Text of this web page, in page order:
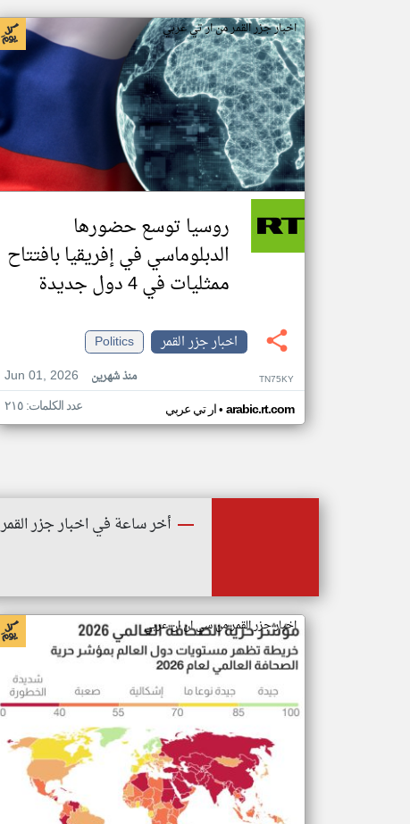
اخبار جزر القمر من ار تي عربي
روسيا توسع حضورها
الدبلوماسي في إفريقيا بافتتاح
ممثليات في 4 دول جديدة
اخبار جزر القمر
Politics
Jun 01, 2026
منذ شهرين TN75KY
ار تي عربي• arabic.rt.com عدد الكلمات: ٢١٥
أخر ساعة في اخبار جزر القمر
اخبار جزر القمر من سي ان ان عربي